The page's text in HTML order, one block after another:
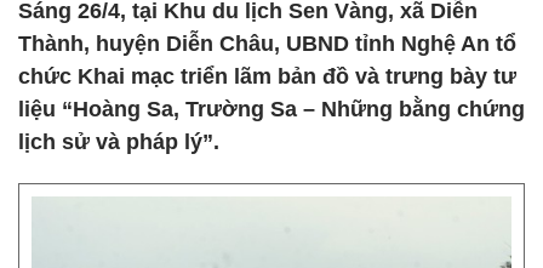
Sáng 26/4, tại Khu du lịch Sen Vàng, xã Diễn
Thành, huyện Diễn Châu, UBND tỉnh Nghệ An tổ
chức Khai mạc triển lãm bản đồ và trưng bày tư
liệu “Hoàng Sa, Trường Sa – Những bằng chứng
lịch sử và pháp lý”.